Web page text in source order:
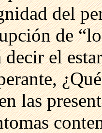
del
de
decir el
las